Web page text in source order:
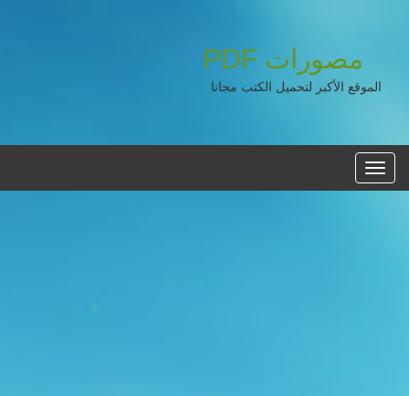
مصورات PDF
الموقع الأكبر لتحميل الكتب مجانا
القائمه
الرئيسية